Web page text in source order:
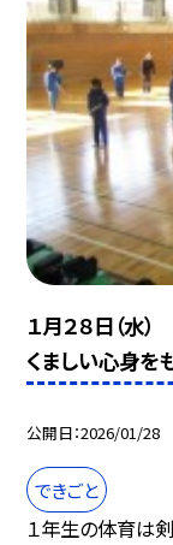
１月２８日（水）
くましい心身を
公開日 2026/01/28
できごと
１年生の体育は